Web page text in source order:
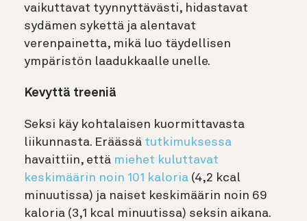
vaikuttavat tyynnyttävästi, hidastavat
sydämen sykettä ja alentavat
verenpainetta, mikä luo täydellisen
ympäristön laadukkaalle unelle.
Kevyttä treeniä
Seksi käy kohtalaisen kuormittavasta
liikunnasta. Eräässä tutkimuksessa
havaittiin, että miehet kuluttavat
keskimäärin noin 101 kaloria (4,2 kcal
minuutissa) ja naiset keskimäärin noin 69
kaloria (3,1 kcal minuutissa) seksin aikana.